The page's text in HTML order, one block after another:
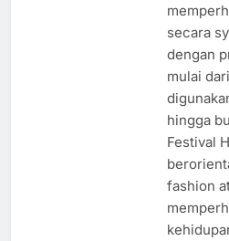
secara
dengan
mulai
hingga
Festival
fashion